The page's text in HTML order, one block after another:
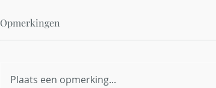
Opmerkingen
Plaats een opmerking...